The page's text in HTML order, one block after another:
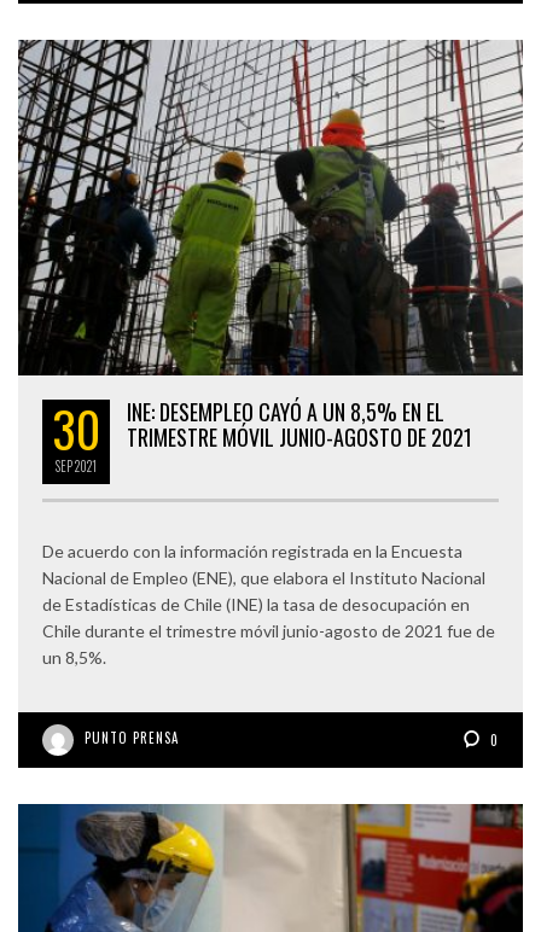
30
SEP2021
INE: DESEMPLEO CAYÓ A UN 8,5% EN EL
TRIMESTRE MÓVIL JUNIO-AGOSTO DE 2021
De acuerdo con la información registrada en la Encuesta
Nacional de Empleo (ENE), que elabora el Instituto Nacional
de Estadísticas de Chile (INE) la tasa de desocupación en
Chile durante el trimestre móvil junio-agosto de 2021 fue de
un 8,5%.
PUNTO PRENSA 0